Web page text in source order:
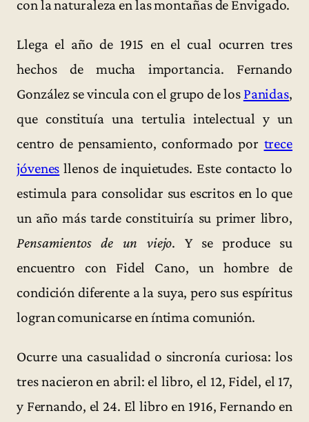
con la naturaleza en las montañas de Envigado.
Llega el año de 1915 en el cual ocurren tres
hechos de mucha importancia. Fernando
González se vincula con el grupo de los Panidas,
que constituía una tertulia intelectual y un
centro de pensamiento, conformado por trece
jóvenes llenos de inquietudes. Este contacto lo
estimula para consolidar sus escritos en lo que
un año más tarde constituiría su primer libro,
Pensamientos de un viejo. Y se produce su
encuentro con Fidel Cano, un hombre de
condición diferente a la suya, pero sus espíritus
logran comunicarse en íntima comunión.
Ocurre una casualidad o sincronía curiosa: los
tres nacieron en abril: el libro, el 12, Fidel, el 17,
y Fernando, el 24. El libro en 1916, Fernando en